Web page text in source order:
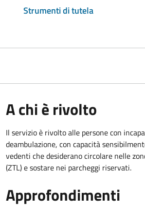
Strumenti di tutela
A chi è rivolto
Il servizio è rivolto alle persone con
deambulazione, con capacità
vedenti che desiderano circolare nelle
(ZTL) e sostare nei parcheggi riservati.
Approfondimenti